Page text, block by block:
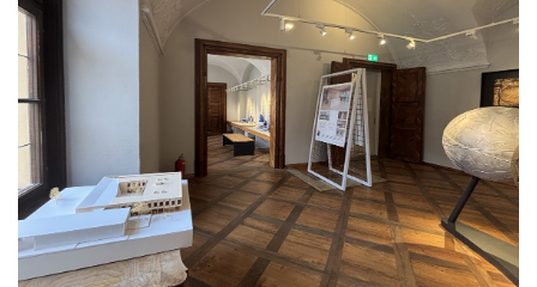
Holzbau
Massivbau
Wettbewerbe
Umbau
Alle
Projekte
Lehre